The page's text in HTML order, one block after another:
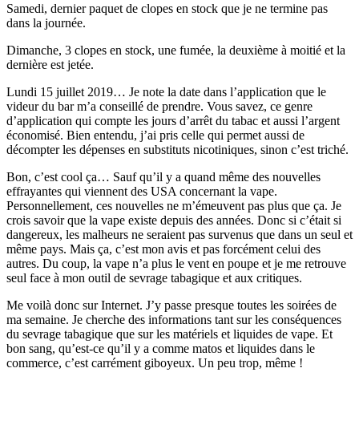
Samedi, dernier paquet de clopes en stock que je ne termine pas
dans la journée.
Dimanche, 3 clopes en stock, une fumée, la deuxième à moitié et la
dernière est jetée.
Lundi 15 juillet 2019… Je note la date dans l’application que le
videur du bar m’a conseillé de prendre. Vous savez, ce genre
d’application qui compte les jours d’arrêt du tabac et aussi l’argent
économisé. Bien entendu, j’ai pris celle qui permet aussi de
décompter les dépenses en substituts nicotiniques, sinon c’est triché.
Bon, c’est cool ça… Sauf qu’il y a quand même des nouvelles
effrayantes qui viennent des USA concernant la vape.
Personnellement, ces nouvelles ne m’émeuvent pas plus que ça. Je
crois savoir que la vape existe depuis des années. Donc si c’était si
dangereux, les malheurs ne seraient pas survenus que dans un seul et
même pays. Mais ça, c’est mon avis et pas forcément celui des
autres. Du coup, la vape n’a plus le vent en poupe et je me retrouve
seul face à mon outil de sevrage tabagique et aux critiques.
Me voilà donc sur Internet. J’y passe presque toutes les soirées de
ma semaine. Je cherche des informations tant sur les conséquences
du sevrage tabagique que sur les matériels et liquides de vape. Et
bon sang, qu’est-ce qu’il y a comme matos et liquides dans le
commerce, c’est carrément giboyeux. Un peu trop, même !